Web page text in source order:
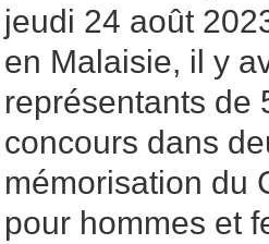
jeudi 24 août
en Malaisie, il y
représentants de
concours dans
mémorisation du
pour hommes et